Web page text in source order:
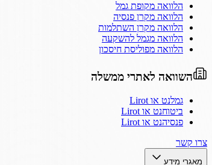
הלוואה מקופת גמל
הלוואה מקרן פנסיה
הלוואה מקרן השתלמות
הלוואה מגמל להשקעה
הלוואה מפוליסת חיסכון
השוואה לאתרי ממשלה
גמלנט או Lirot
ביטוחנט או Lirot
פנסיהנט או Lirot
צרו קשר
מאגרי מידע